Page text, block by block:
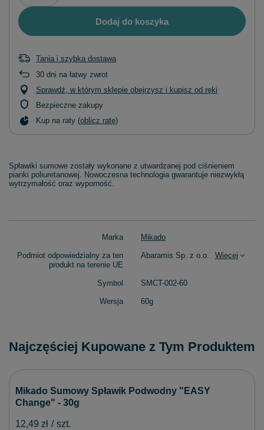
Dodaj do koszyka
Tania i szybka dostawa
30 dni na łatwy zwrot
Sprawdź, w którym sklepie obejrzysz i kupisz od ręki
Bezpieczne zakupy
Kup na raty (oblicz ratę)
Spławiki sumowe zostały wykonane z utwardzanej pod ciśnieniem
pianki poliuretanowej. Nowoczesna technologia gwarantuje niezwykłą
wytrzymałość oraz wyporność.
Marka Mikado
Podmiot odpowiedzialny za ten
produkt na terenie UE
Abaramis Sp. z o.o. Więcej
Symbol SMCT-002-60
Wersja 60g
Najczęściej Kupowane z Tym Produktem
Mikado Sumowy Spławik Podwodny "EASY
Change" - 30g
12,49 zł / szt.